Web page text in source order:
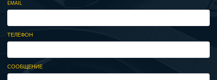
EMAIL
ТЕЛЕФОН
СООБЩЕНИЕ